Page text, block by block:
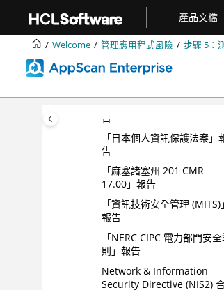
產品文檔
Welcome 管理應用程式風險 步驟 5：
「聯邦政府風險與授權管理計
劃 (FedRAMP)」報告
「金融服務 (GLBA)」報告
「資訊自由及隱私權保護法案
告
「日本個人資訊保護法案」
告
「麻塞諸塞州 201 CMR
17.00」報告
「資訊技術安全管理 (MITS)」
報告
「NERC CIPC 電力部門安
則」報告
Network & Information
Security Directive (NIS2)